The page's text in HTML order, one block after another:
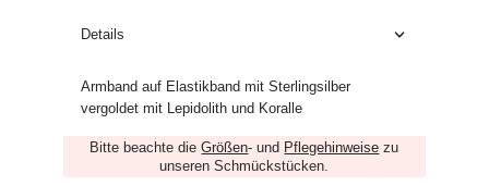
Details
Armband auf Elastikband mit Sterlingsilber
vergoldet mit Lepidolith und Koralle
Bitte beachte dieGrößen- und Pflegehinweise zu
unseren Schmückstücken.